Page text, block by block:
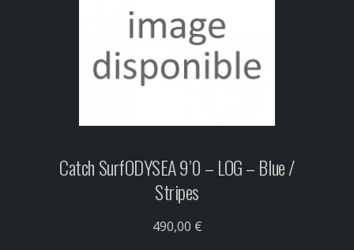
Catch SurfODYSEA 9’0 – LOG – Blue /
Stripes
490,00 €